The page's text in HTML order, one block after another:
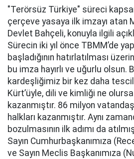
"Terörsüz Türkiye" süreci
çerçeve yasaya ilk imzayı atan
Devlet Bahçeli, konuyla ilgili
Sürecin iki yıl önce TBMM’de
başladığının hatırlatılması
bu imza hayırlı ve uğurlu olsun.
kardeşliğimiz bir kez daha
Kürt’üyle, dili ve kimliği ne
kazanmıştır. 86 milyon
halkları kazanmıştır. Aynı
bozulmasının ilk adımı da
Sayın Cumhurbaşkanımıza
ve Sayın Meclis Başkanımıza